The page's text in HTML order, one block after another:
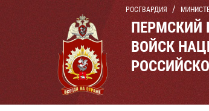
РОСГВАРДИЯ
ПЕРМСКИЙ
ВОЙСК